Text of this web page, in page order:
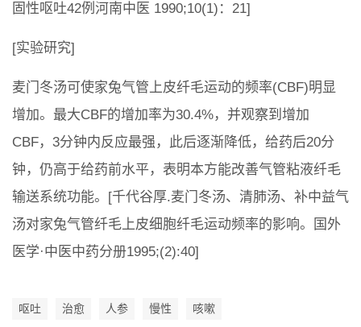
固性呕吐42例河南中医 1990;10(1)：21]
[实验研究]
麦门冬汤可使家兔气管上皮纤毛运动的频率(CBF)明显
增加。最大CBF的增加率为30.4%，并观察到增加
CBF，3分钟内反应最强，此后逐渐降低，给药后20分
钟，仍高于给药前水平，表明本方能改善气管粘液纤毛
输送系统功能。[千代谷厚.麦门冬汤、清肺汤、补中益气
汤对家兔气管纤毛上皮细胞纤毛运动频率的影响。国外
医学·中医中药分册1995;(2):40]
呕吐 治愈 人参 慢性 咳嗽